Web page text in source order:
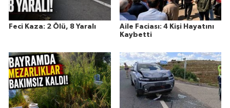
Feci Kaza: 2 Ölü, 8 Yaralı
Aile Faciası: 4 Kişi Hayatını
Kaybetti